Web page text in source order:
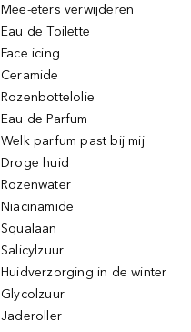
Mee-eters verwijderen
Eau de Toilette
Face icing
Ceramide
Rozenbottelolie
Eau de Parfum
Welk parfum past bij mij
Droge huid
Rozenwater
Niacinamide
Squalaan
Salicylzuur
Huidverzorging in de winter
Glycolzuur
Jaderoller